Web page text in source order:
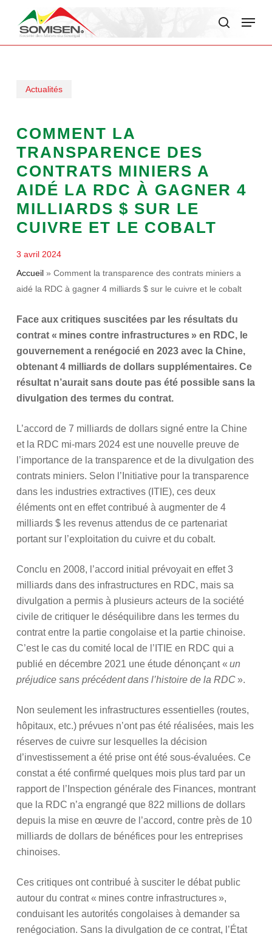
Menu
Actualités
COMMENT LA
TRANSPARENCE DES
CONTRATS MINIERS A
AIDÉ LA RDC À GAGNER 4
MILLIARDS $ SUR LE
CUIVRE ET LE COBALT
3 avril 2024
Accueil» Comment la transparence des contrats miniers a
aidé la RDC à gagner 4 milliards $ sur le cuivre et le cobalt
Face aux critiques suscitées par les résultats du
contrat « mines contre infrastructures » en RDC, le
gouvernement a renégocié en 2023 avec la Chine,
obtenant 4 milliards de dollars supplémentaires. Ce
résultat n’aurait sans doute pas été possible sans la
divulgation des termes du contrat.
L’accord de 7 milliards de dollars signé entre la Chine
et la RDC mi-mars 2024 est une nouvelle preuve de
l’importance de la transparence et de la divulgation des
contrats miniers. Selon l’Initiative pour la transparence
dans les industries extractives (ITIE), ces deux
éléments ont en effet contribué à augmenter de 4
milliards $ les revenus attendus de ce partenariat
portant sur l’exploitation du cuivre et du cobalt.
Conclu en 2008, l’accord initial prévoyait en effet 3
milliards dans des infrastructures en RDC, mais sa
divulgation a permis à plusieurs acteurs de la société
civile de critiquer le déséquilibre dans les termes du
contrat entre la partie congolaise et la partie chinoise.
C’est le cas du comité local de l’ITIE en RDC qui a
publié en décembre 2021 une étude dénonçant « un
préjudice sans précédent dans l’histoire de la RDC».
Non seulement les infrastructures essentielles (routes,
hôpitaux, etc.) prévues n’ont pas été réalisées, mais les
réserves de cuivre sur lesquelles la décision
d’investissement a été prise ont été sous-évaluées. Ce
constat a été confirmé quelques mois plus tard par un
rapport de l’Inspection générale des Finances, montrant
que la RDC n’a engrangé que 822 millions de dollars
depuis la mise en œuvre de l’accord, contre près de 10
milliards de dollars de bénéfices pour les entreprises
chinoises.
Ces critiques ont contribué à susciter le débat public
autour du contrat « mines contre infrastructures »,
conduisant les autorités congolaises à demander sa
renégociation. Sans la divulgation de ce contrat, l’État